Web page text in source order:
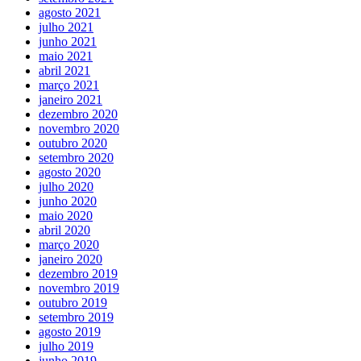
agosto 2021
julho 2021
junho 2021
maio 2021
abril 2021
março 2021
janeiro 2021
dezembro 2020
novembro 2020
outubro 2020
setembro 2020
agosto 2020
julho 2020
junho 2020
maio 2020
abril 2020
março 2020
janeiro 2020
dezembro 2019
novembro 2019
outubro 2019
setembro 2019
agosto 2019
julho 2019